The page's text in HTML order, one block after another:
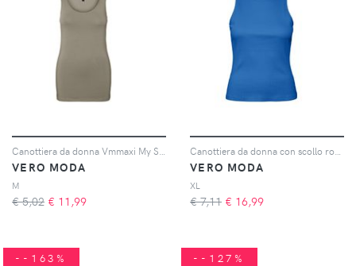
VERO MODA
M
€ 5,02 € 11,99
VERO MODA
XL
€ 7,11 € 16,99
--163% --127%